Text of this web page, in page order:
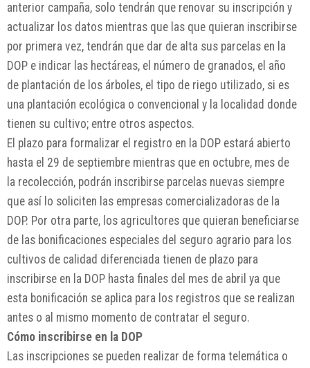
anterior campaña, solo tendrán que renovar su inscripción y
actualizar los datos mientras que las que quieran inscribirse
por primera vez, tendrán que dar de alta sus parcelas en la
DOP e indicar las hectáreas, el número de granados, el año
de plantación de los árboles, el tipo de riego utilizado, si es
una plantación ecológica o convencional y la localidad donde
tienen su cultivo; entre otros aspectos.
El plazo para formalizar el registro en la DOP estará abierto
hasta el 29 de septiembre mientras que en octubre, mes de
la recolección, podrán inscribirse parcelas nuevas siempre
que así lo soliciten las empresas comercializadoras de la
DOP. Por otra parte, los agricultores que quieran beneficiarse
de las bonificaciones especiales del seguro agrario para los
cultivos de calidad diferenciada tienen de plazo para
inscribirse en la DOP hasta finales del mes de abril ya que
esta bonificación se aplica para los registros que se realizan
antes o al mismo momento de contratar el seguro.
Cómo inscribirse en la DOP
Las inscripciones se pueden realizar de forma telemática o